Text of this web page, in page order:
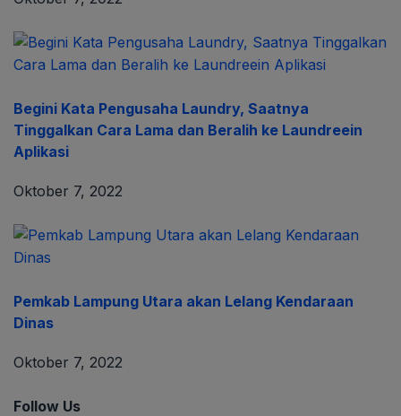
Begini Kata Pengusaha Laundry, Saatnya
Tinggalkan Cara Lama dan Beralih ke Laundreein
Aplikasi
Oktober 7, 2022
Pemkab Lampung Utara akan Lelang Kendaraan
Dinas
Oktober 7, 2022
Follow Us